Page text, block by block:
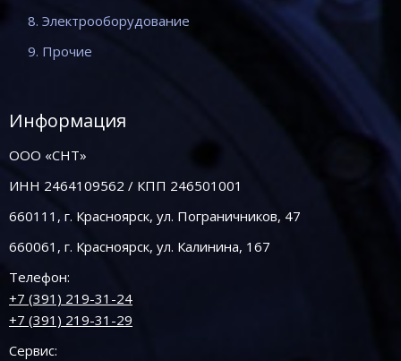
8. Электрооборудование
9. Прочие
Информация
ООО «СНТ»
ИНН 2464109562 / КПП 246501001
660111, г. Красноярск, ул. Пограничников, 47
660061, г. Красноярск, ул. Калинина, 167
Телефон:
+7 (391) 219-31-24
+7 (391) 219-31-29
Сервис: